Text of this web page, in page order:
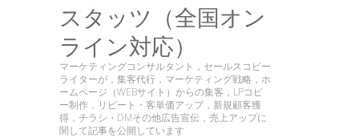
スタッツ（全国オン
ライン対応）
マーケティングコンサルタント，セールスコピー
ライターが，集客代行，マーケティング戦略，ホ
ームページ（WEBサイト）からの集客，LPコピ
ー制作，リピート・客単価アップ，新規顧客獲
得，チラシ・DMその他広告宣伝，売上アップに
関して記事を公開しています